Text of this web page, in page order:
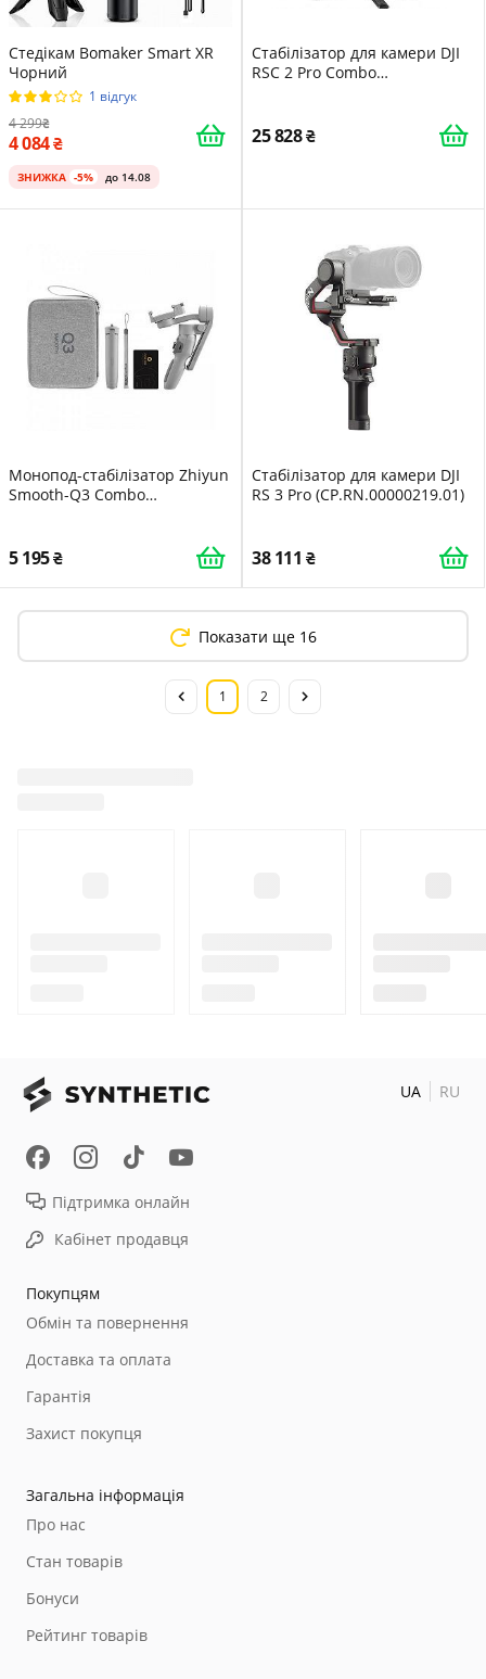
Стедікам Bomaker Smart XR
Чорний
1 відгук
4 299
4 084
ЗНИЖКА -5% до 14.08
Стабілізатор для камери DJI
RSC 2 Pro Combo
25 828
Монопод-стабілізатор Zhiyun
Smooth-Q3 Combo
5 195
Стабілізатор для камери DJI
RS 3 Pro (CP.RN.00000219.01)
38 111
Показати ще 16
1 2
Покупцям
Обмін та повернення
Доставка та оплата
Гарантія
Захист покупця
Загальна інформація
Про нас
Стан товарів
Бонуси
Рейтинг товарів
Підтримка онлайн
Кабінет продавця
UA RU